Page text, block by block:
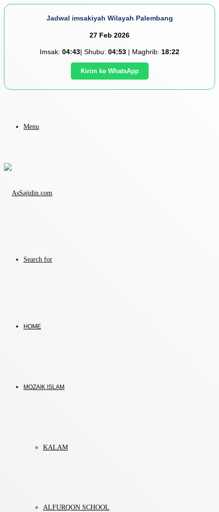
Jadwal imsakiyah Wilayah Palembang
27 Feb 2026
Imsak: 04:43| Shubu: 04:53 | Maghrib: 18:22
Kirim ke WhatsApp
Menu
Search for
HOME
MOZAIK ISLAM
KALAM
ALFURQON SCHOOL